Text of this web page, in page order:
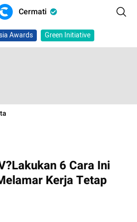
Cermati
Awards Green Initiative
6 Cara Ini
Kerja Tetap